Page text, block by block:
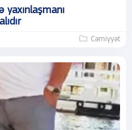
yaxınlaşmanı
Cəmiyyət